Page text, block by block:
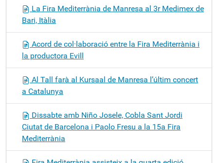
La Fira Mediterrània de Manresa al 3r Medimex de
Bari, Itàlia
Acord de col·laboració entre la Fira Mediterrània i
la productora Evill
Al Tall farà al Kursaal de Manresa l’últim concert
a Catalunya
Dissabte amb Niño Josele, Cobla Sant Jordi
Ciutat de Barcelona i Paolo Fresu a la 15a Fira
Mediterrània